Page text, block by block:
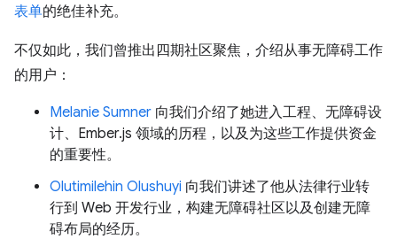
表单的绝佳补充。
不仅如此，我们曾推出四期社区聚焦，介绍从事无障碍工作
的用户：
Melanie Sumner 向我们介绍了她进入工程、无障碍设
计、Ember.js 领域的历程，以及为这些工作提供资金
的重要性。
Olutimilehin Olushuyi 向我们讲述了他从法律行业转
行到 Web 开发行业，构建无障碍社区以及创建无障
碍布局的经历。